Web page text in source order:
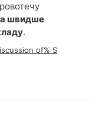
швидше
.
of% S